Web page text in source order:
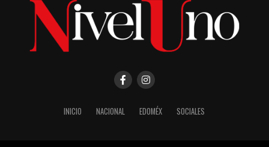
INICIO NACIONAL EDOMÉX SOCIALES